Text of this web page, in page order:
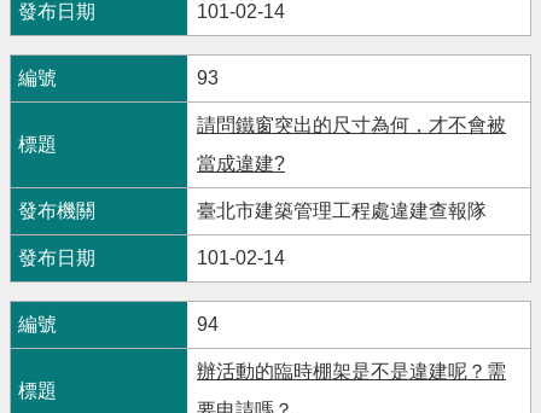
101-02-14
93
請問鐵窗突出的尺寸為何，才不會被
當成違建?
臺北市建築管理工程處違建查報隊
101-02-14
94
辦活動的臨時棚架是不是違建呢？需